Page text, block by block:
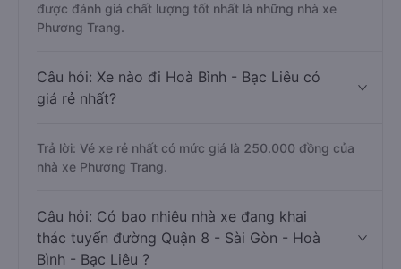
được đánh giá chất lượng tốt nhất là những nhà xe
Phương Trang.
Câu hỏi: Xe nào đi Hoà Bình - Bạc Liêu có
giá rẻ nhất?
Trả lời: Vé xe rẻ nhất có mức giá là 250.000 đồng của
nhà xe Phương Trang.
Câu hỏi: Có bao nhiêu nhà xe đang khai
thác tuyến đường Quận 8 - Sài Gòn - Hoà
Bình - Bạc Liêu ?